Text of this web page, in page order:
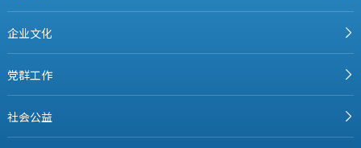
企业文化
党群工作
社会公益